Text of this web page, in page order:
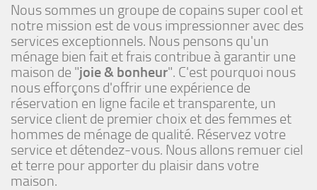
Nous sommes un groupe de copains super cool et
notre mission est de vous impressionner avec des
services exceptionnels. Nous pensons qu'un
ménage bien fait et frais contribue à garantir une
maison de "joie & bonheur". C'est pourquoi nous
nous efforçons d'offrir une expérience de
réservation en ligne facile et transparente, un
service client de premier choix et des femmes et
hommes de ménage de qualité. Réservez votre
service et détendez-vous. Nous allons remuer ciel
et terre pour apporter du plaisir dans votre
maison.